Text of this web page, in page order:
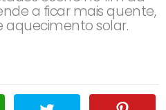
a ficar mais quente,
aquecimento solar.